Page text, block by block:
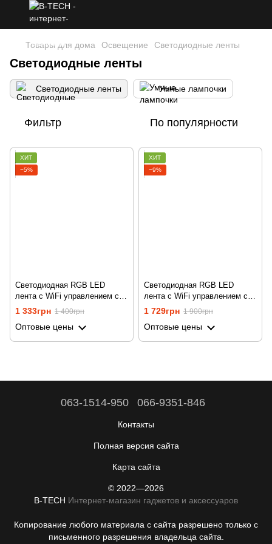
Товары для дома Освещение Светодиодные ленты
Светодиодные ленты
Светодиодные ленты Умные лампочки
Фильтр По популярности
ХИТ
−5%
Светодиодная RGB LED
лента с WiFi управлением со
смартфона Digital Lion LED
Strip-01w, 5м, поддержка
Tuya, Android/iOS
1 333грн 1 400грн
Оптовые цены
ХИТ
−9%
Светодиодная RGB LED
лента с WiFi управлением со
смартфона Digital Lion LED
Strip-01w, 10м, поддержка
Tuya, Android/iOS
1 729грн 1 900грн
Оптовые цены
063-1514-950 066-9351-846
Контакты
Полная версия сайта
Карта сайта
© 2022—2026
B-TECH Интернет-магазин гаджетов и аксессуаров
Копирование любого материала с сайта разрешено только с
письменного разрешения владельца сайта.